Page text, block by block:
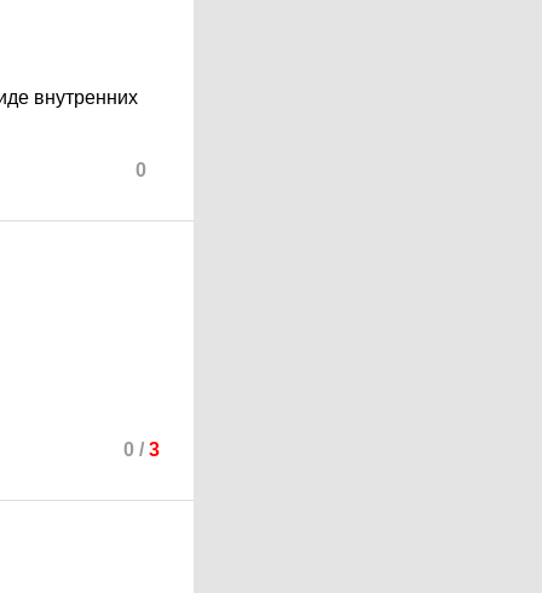
внутренних
0
0 / 3